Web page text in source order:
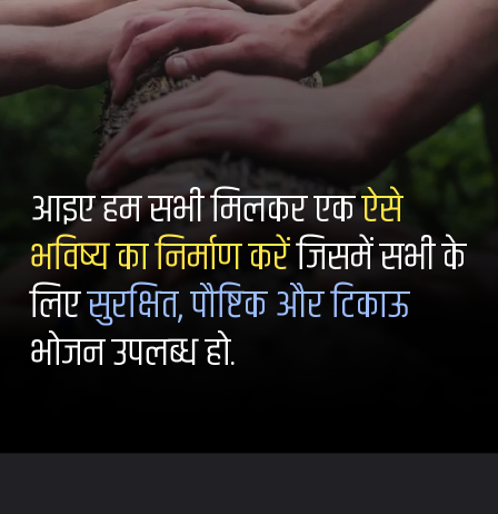
आइए हम सभी मिलकर एकऐसे
भविष्य का निर्माण करेंजिसमें सभी के
लिएसुरक्षित, पौष्टिक और टिकाऊ
भोजन उपलब्ध हो.